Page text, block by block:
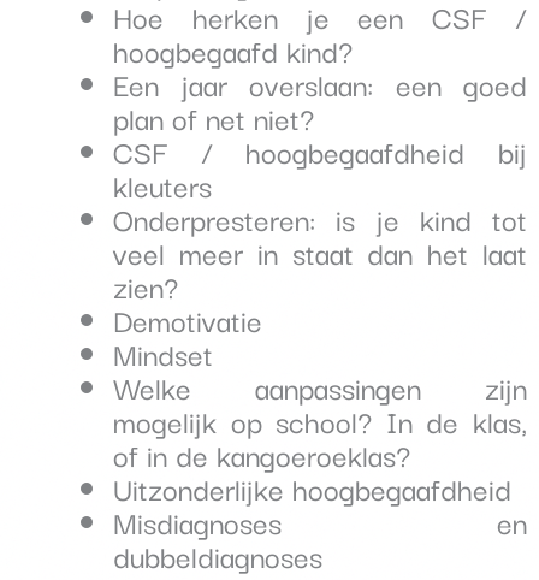
Hoe herken je een CSF /
hoogbegaafd kind?
Een jaar overslaan: een goed
plan of net niet?
CSF / hoogbegaafdheid bij
kleuters
Onderpresteren: is je kind tot
veel meer in staat dan het laat
zien?
Demotivatie
Mindset
Welke aanpassingen zijn
mogelijk op school? In de klas,
of in de kangoeroeklas?
Uitzonderlijke hoogbegaafdheid
Misdiagnoses en
dubbeldiagnoses